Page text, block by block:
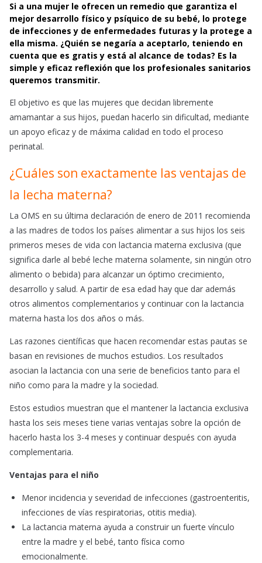
c
e
b
o
o
k
a
t
s
A
p
p
a
i
l
Si a una mujer le ofrecen un remedio que garantiza el
mejor desarrollo físico y psíquico de su bebé, lo protege
de infecciones y de enfermedades futuras y la protege a
ella misma. ¿Quién se negaría a aceptarlo, teniendo en
cuenta que es gratis y está al alcance de todas? Es la
simple y eficaz reflexión que los profesionales sanitarios
queremos transmitir.
El objetivo es que las mujeres que decidan libremente
amamantar a sus hijos, puedan hacerlo sin dificultad, mediante
un apoyo eficaz y de máxima calidad en todo el proceso
perinatal.
¿Cuáles son exactamente las ventajas de
la lecha materna?
La OMS en su última declaración de enero de 2011 recomienda
a las madres de todos los países alimentar a sus hijos los seis
primeros meses de vida con lactancia materna exclusiva (que
significa darle al bebé leche materna solamente, sin ningún otro
alimento o bebida) para alcanzar un óptimo crecimiento,
desarrollo y salud. A partir de esa edad hay que dar además
otros alimentos complementarios y continuar con la lactancia
materna hasta los dos años o más.
Las razones científicas que hacen recomendar estas pautas se
basan en revisiones de muchos estudios. Los resultados
asocian la lactancia con una serie de beneficios tanto para el
niño como para la madre y la sociedad.
Estos estudios muestran que el mantener la lactancia exclusiva
hasta los seis meses tiene varias ventajas sobre la opción de
hacerlo hasta los 3-4 meses y continuar después con ayuda
complementaria.
Ventajas para el niño
Menor incidencia y severidad de infecciones (gastroenteritis,
infecciones de vías respiratorias, otitis media).
La lactancia materna ayuda a construir un fuerte vínculo
entre la madre y el bebé, tanto física como
emocionalmente.